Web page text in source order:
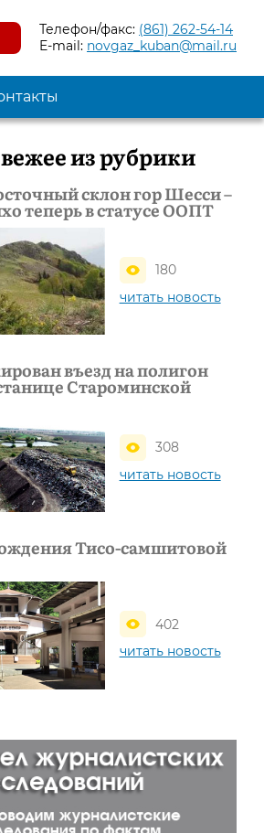
Телефон/факс: (861) 262-54-14
E-mail: novgaz_kuban@mail.ru
из рубрики
склон гор Шесси –
теперь в статусе ООПТ
180
читать новость
въезд на полигон
Староминской
308
читать новость
Тисо-самшитовой
402
читать новость